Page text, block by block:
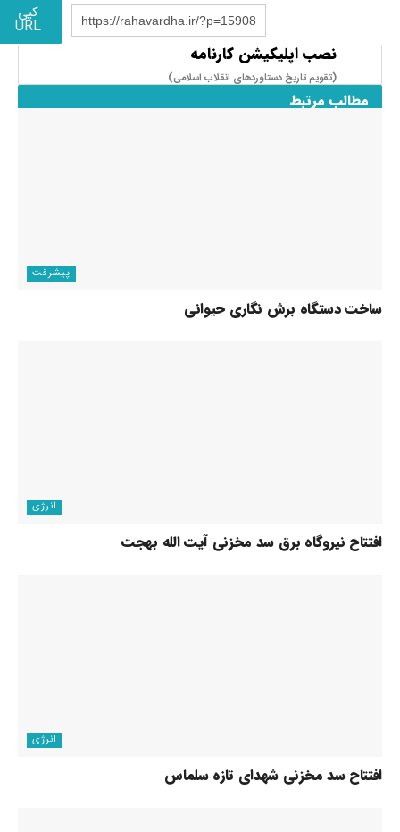
https://rahavardha.ir/?p=15908 کپی
URL
نصب اپلیکیشن کارنامه
(تقویم تاریخ دستاوردهای انقلاب اسلامی​)
مطالب مرتبط
پیشرفت
ساخت دستگاه برش نگاری حیوانی
انرژی
افتتاح نیروگاه برق سد مخزنی آیت الله بهجت
انرژی
افتتاح سد مخزنی شهدای تازه سلماس